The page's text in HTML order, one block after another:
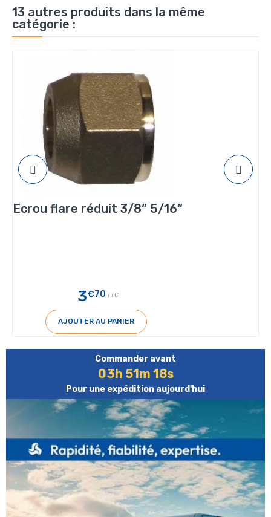
Commander avant
03h 51m 18s
Pour une expédition aujourd'hui
13 autres produits dans la même
catégorie :
Ecrou flare réduit 3/8“ 5/16“
3€70 TTC
AJOUTER AU PANIER